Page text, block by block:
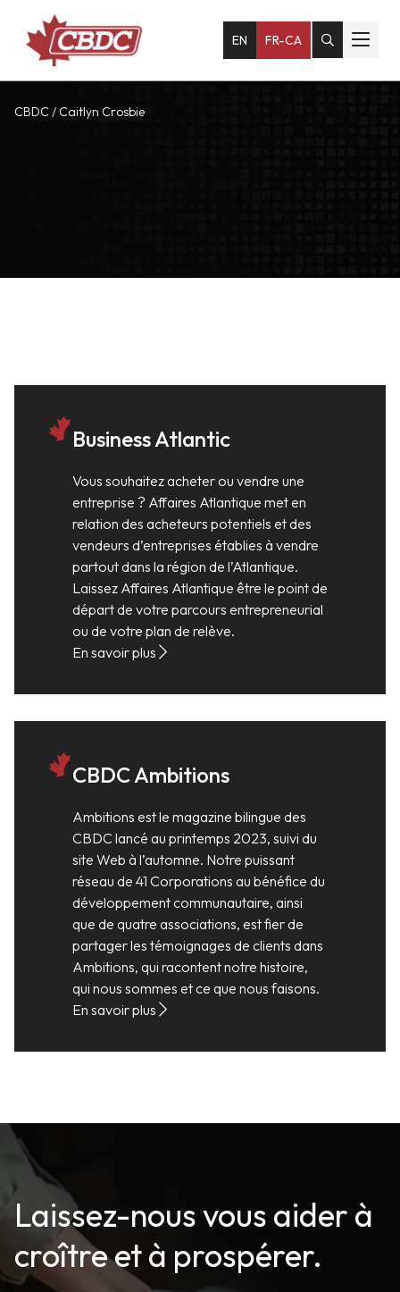
EN FR-CA
CBDC / Caitlyn Crosbie
Business Atlantic
Vous souhaitez acheter ou vendre une
entreprise ? Affaires Atlantique met en
relation des acheteurs potentiels et des
vendeurs d’entreprises établies à vendre
partout dans la région de l’Atlantique.
Laissez Affaires Atlantique être le point de
départ de votre parcours entrepreneurial
ou de votre plan de relève.
En savoir plus
CBDC Ambitions
Ambitions est le magazine bilingue des
CBDC lancé au printemps 2023, suivi du
site Web à l’automne. Notre puissant
réseau de 41 Corporations au bénéfice du
développement communautaire, ainsi
que de quatre associations, est fier de
partager les témoignages de clients dans
Ambitions, qui racontent notre histoire,
qui nous sommes et ce que nous faisons.
En savoir plus
Laissez-nous vous aider à
croître et à prospérer.